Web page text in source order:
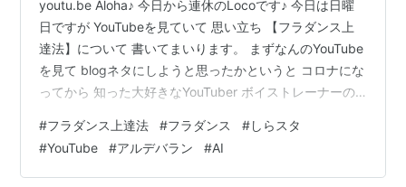
youtu.be Aloha♪ 今日から連休のLocoです♪ 今日は日曜
日ですが YouTubeを見ていて 思い立ち 【フラダンス上
達法】について 書いてまいります。 まずなんのYouTube
を見て blogネタにしようと思ったかというと コロナにな
ってから 知った大好きなYouTuber ボイストレーナーの
動画を見ていて これ！！！ まさにこれですよ！！！ 私
がフラを踊る時に大切にしたいと 思っている部分はーー
ー！！！！！ となりまして その動画のご紹介。 この動
#フラダンス上達法 #フラダンス #しらスタ
#YouTube #アルデバラン #AI